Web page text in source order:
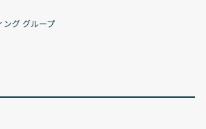
ング グループ